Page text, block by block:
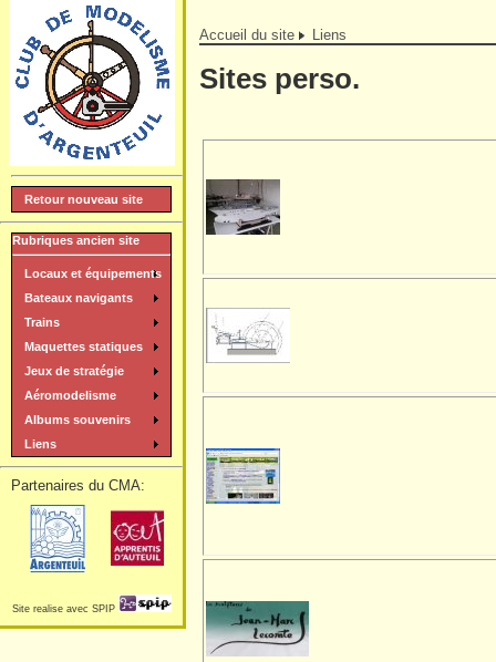
Accueil du site Liens
Sites perso.
Retour nouveau site
Rubriques ancien site
Locaux et équipements
Bateaux navigants
Trains
Maquettes statiques
Jeux de stratégie
Aéromodelisme
Albums souvenirs
Liens
Partenaires du CMA:
Site realise avec SPIP